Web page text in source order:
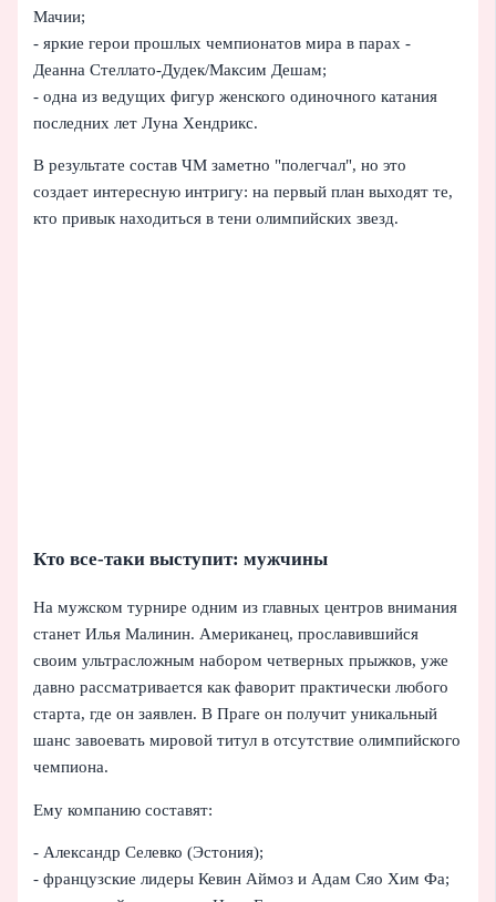
Мачии;
- яркие герои прошлых чемпионатов мира в парах -
Деанна Стеллато-Дудек/Максим Дешам;
- одна из ведущих фигур женского одиночного катания
последних лет Луна Хендрикс.
В результате состав ЧМ заметно "полегчал", но это
создает интересную интригу: на первый план выходят те,
кто привык находиться в тени олимпийских звезд.
Кто все-таки выступит: мужчины
На мужском турнире одним из главных центров внимания
станет Илья Малинин. Американец, прославившийся
своим ультрасложным набором четверных прыжков, уже
давно рассматривается как фаворит практически любого
старта, где он заявлен. В Праге он получит уникальный
шанс завоевать мировой титул в отсутствие олимпийского
чемпиона.
Ему компанию составят:
- Александр Селевко (Эстония);
- французские лидеры Кевин Аймоз и Адам Сяо Хим Фа;